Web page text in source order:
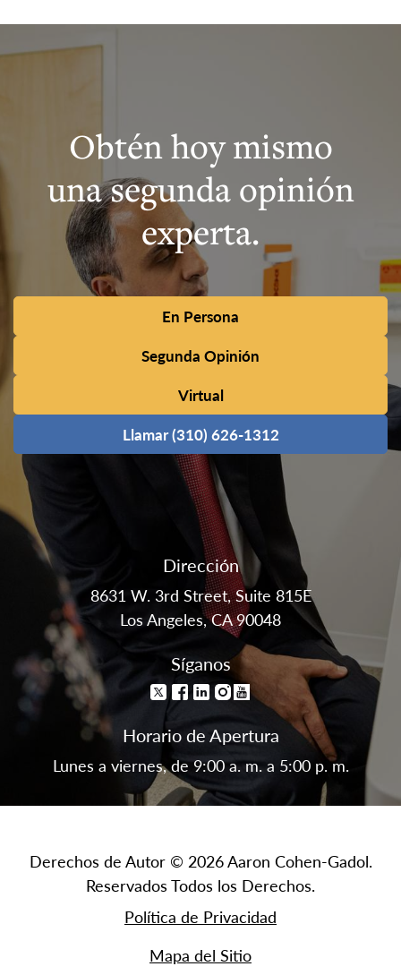
Obtén hoy mismo
una segunda opinión
experta.
En Persona
Segunda Opinión
Virtual
Llamar (310) 626-1312
Dirección
8631 W. 3rd Street, Suite 815E
Los Angeles, CA 90048
Síganos
Horario de Apertura
Lunes a viernes, de 9:00 a. m. a 5:00 p. m.
Derechos de Autor © 2026 Aaron Cohen-Gadol.
Reservados Todos los Derechos.
Política de Privacidad
Mapa del Sitio